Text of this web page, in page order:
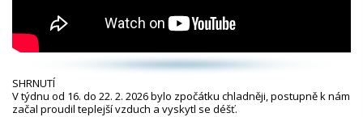
SHRNUTÍ
V týdnu od 16. do 22. 2. 2026 bylo zpočátku chladněji, postupně k nám
začal proudil teplejší vzduch a vyskytl se déšť.